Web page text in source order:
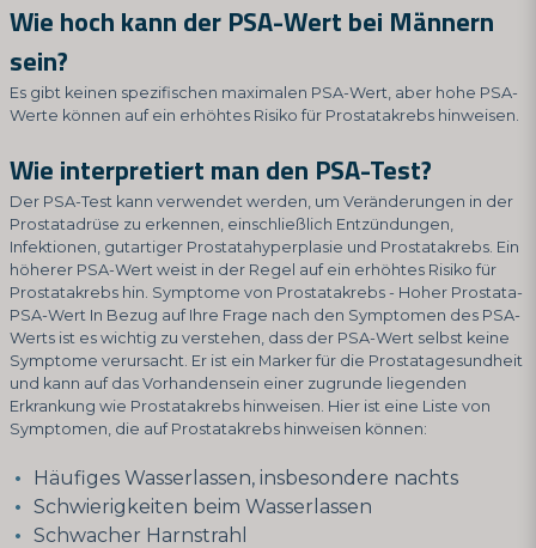
Wie hoch kann der PSA-Wert bei Männern
sein?
Es gibt keinen spezifischen maximalen PSA-Wert, aber hohe PSA-
Werte können auf ein erhöhtes Risiko für Prostatakrebs hinweisen.
Wie interpretiert man den PSA-Test?
Der PSA-Test kann verwendet werden, um Veränderungen in der
Prostatadrüse zu erkennen, einschließlich Entzündungen,
Infektionen, gutartiger Prostatahyperplasie und Prostatakrebs. Ein
höherer PSA-Wert weist in der Regel auf ein erhöhtes Risiko für
Prostatakrebs hin. Symptome von Prostatakrebs - Hoher Prostata-
PSA-Wert In Bezug auf Ihre Frage nach den Symptomen des PSA-
Werts ist es wichtig zu verstehen, dass der PSA-Wert selbst keine
Symptome verursacht. Er ist ein Marker für die Prostatagesundheit
und kann auf das Vorhandensein einer zugrunde liegenden
Erkrankung wie Prostatakrebs hinweisen. Hier ist eine Liste von
Symptomen, die auf Prostatakrebs hinweisen können:
Häufiges Wasserlassen, insbesondere nachts
Schwierigkeiten beim Wasserlassen
Schwacher Harnstrahl